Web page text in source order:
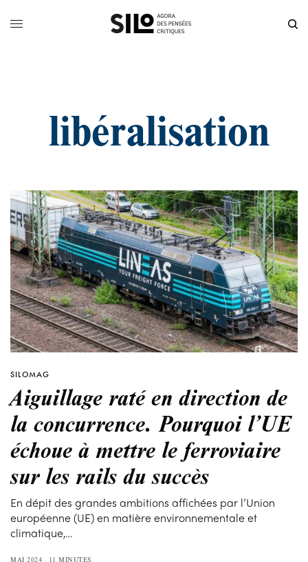
libéralisation
SILOMAG
Aiguillage raté en direction de
la concurrence. Pourquoi l’UE
échoue à mettre le ferroviaire
sur les rails du succès
En dépit des grandes ambitions affichées par l’Union
européenne (UE) en matière environnementale et
climatique,…
MAI 2024 11 MINUTES